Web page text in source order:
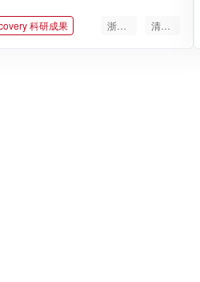
科研成果 清华大学